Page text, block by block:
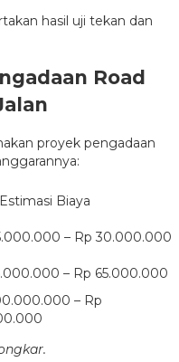
hasil uji tekan dan
Road
proyek pengadaan
Biaya
– Rp 30.000.000
– Rp 65.000.000
– Rp